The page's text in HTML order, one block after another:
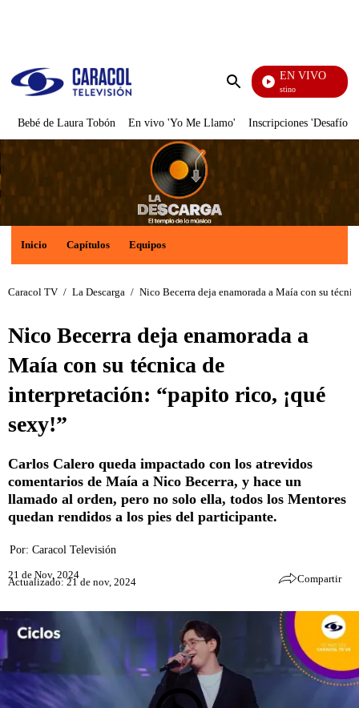
Enviar
EN VIVO
El
Bebé de Laura Tobón En vivo 'Yo Me Llamo' Inscripciones 'Desafío'
Inicio Capítulos Equipos
Caracol TV / La Descarga / Nico Becerra deja enamorada a Maía con su
Nico Becerra deja enamorada a
Maía con su técnica de
interpretación: “papito rico, ¡qué
sexy!”
Carlos Calero queda impactado con los atrevidos
comentarios de Maía a Nico Becerra, y hace un
llamado al orden, pero no solo ella, todos los Mentores
quedan rendidos a los pies del participante.
Por: Caracol Televisión
21 de Nov, 2024
Actualizado: 21 de nov, 2024 Compartir